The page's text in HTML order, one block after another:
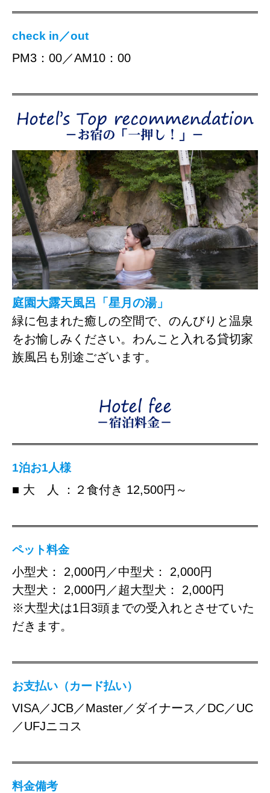
check in／out
PM3：00／AM10：00
庭園大露天風呂「星月の湯」
緑に包まれた癒しの空間で、のんびりと温泉
をお愉しみください。わんこと入れる貸切家
族風呂も別途ございます。
1泊お1人様
■ 大 人 ：２食付き 12,500円～
ペット料金
小型犬： 2,000円／中型犬： 2,000円
大型犬： 2,000円／超大型犬： 2,000円
※大型犬は1日3頭までの受入れとさせていた
だきます。
お支払い（カード払い）
VISA／JCB／Master／ダイナース／DC／UC
／UFJニコス
料金備考